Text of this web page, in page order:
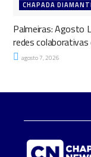
CHAPADA
Palmeiras: Agosto
redes colaborativas
agosto 7, 2026